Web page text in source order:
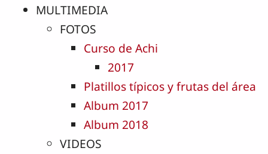
MULTIMEDIA
FOTOS
Curso de Achi
2017
Platillos típicos y frutas del área
Album 2017
Album 2018
VIDEOS